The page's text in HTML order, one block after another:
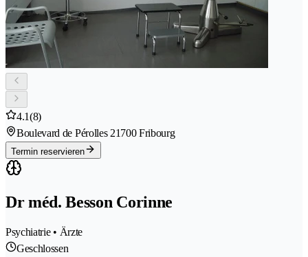
4.1(8)
Boulevard de Pérolles 21700 Fribourg
Termin reservieren
Dr méd. Besson Corinne
Psychiatrie • Ärzte
Geschlossen